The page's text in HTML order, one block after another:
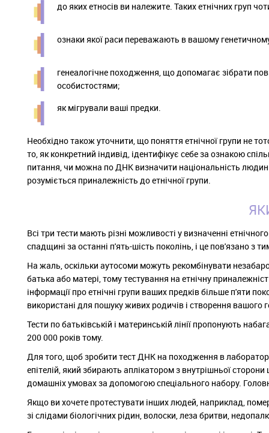
до яких етносів ви належите. Таких етнічних груп
ознаки якої раси переважають в вашому
генеалогічне походження, що допомагає зібрати
особистостями;
як мігрували ваші предки.
Необхідно також уточнити, що поняття етнічної групи не
то, як конкретний індивід, ідентифікує себе за ознакою
питання, чи можна по ДНК визначити національність
розуміється приналежність до етнічної групи.
Всі три тести мають різні можливості у визначенні
спадщині за останні п'ять-шість поколінь, і це пов'язано з
На жаль, оскільки аутосоми можуть рекомбінувати
батька або матері, тому тестування на етнічну
інформації про етнічні групи ваших предків більше п'яти
використані для пошуку живих родичів і створення вашого
Тести по батьківській і материнській лінії пропонують
200 000 років тому.
Для того, щоб зробити тест ДНК на походження в
епітелій, який збирають аплікатором з внутрішньої
домашніх умовах за допомогою спеціального набору.
Якщо ви хочете протестувати інших людей, наприклад,
зі слідами біологічних рідин, волоски, леза бритви,